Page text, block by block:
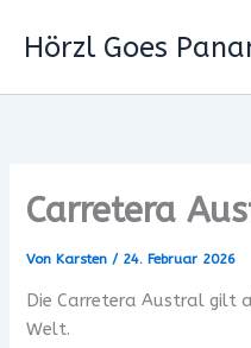
InhaltHörzl Goes
Carretera
Von Karsten/ 24. Februar 2026
Die Carretera Austral gilt
Welt.